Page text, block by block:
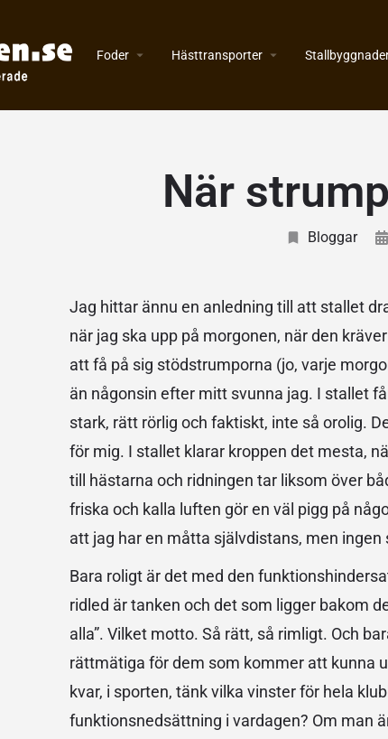
Foder Hästtransporter
När
Bloggar
Jag hittar ännu en anledning till att stallet
när jag ska upp på morgonen, när den
att få på sig stödstrumporna (jo, varje
än någonsin efter mitt svunna jag. I stallet
stark, rätt rörlig och faktiskt, inte så orolig.
för mig. I stallet klarar kroppen det mesta,
till hästarna och ridningen tar liksom över
friska och kalla luften gör en väl pigg på
att jag har en måtta självdistans, men
Bara roligt är det med den
ridled är tanken och det som ligger bakom
alla”. Vilket motto. Så rätt, så rimligt. Och
rättmätiga för dem som kommer att kunna
kvar, i sporten, tänk vilka vinster för hela
funktionsnedsättning i vardagen? Om man